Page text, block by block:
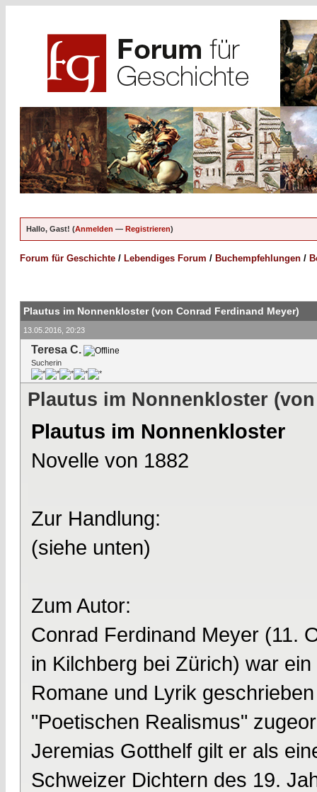
Hallo, Gast! (Anmelden — Registrieren)
Forum für Geschichte / Lebendiges Forum / Buchempfehlungen /
Plautus im Nonnenkloster (von Conrad Ferdinand Meyer)
13.05.2016, 20:23
Teresa C.
Sucherin
Plautus im Nonnenkloster
Plautus im Nonnenkloster
Novelle von 1882
Zur Handlung:
(siehe unten)
Zum Autor:
Conrad Ferdinand Meyer (11.
in Kilchberg bei Zürich) war
Romane und Lyrik
"Poetischen Realismus"
Jeremias Gotthelf gilt er als
Schweizer Dichtern des 19.